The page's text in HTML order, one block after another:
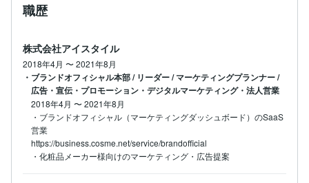
職歴
株式会社アイスタイル
2018年4月 〜2021年8月
・ブランドオフィシャル本部 / リーダー / マーケティングプランナー /
広告・宣伝・プロモーション・デジタルマーケティング・法人営業
2018年4月 〜2021年8月
・ブランドオフィシャル（マーケティングダッシュボード）のSaaS
営業
https://business.cosme.net/service/brandofficial
・化粧品メーカー様向けのマーケティング・広告提案